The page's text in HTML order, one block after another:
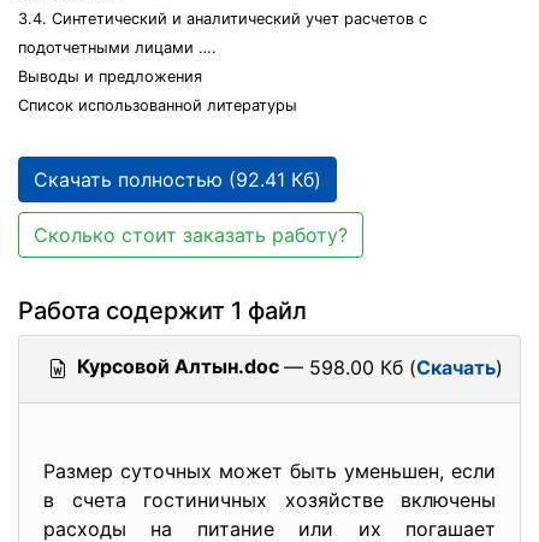
3.4. Синтетический и аналитический учет расчетов с
подотчетными лицами ….
Выводы и предложения
Список использованной литературы
Скачать полностью (92.41 Кб)
Сколько стоит заказать работу?
Работа содержит 1 файл
Курсовой Алтын.doc — 598.00 Кб (Скачать)
Размер суточных может быть уменьшен, если
в счета гостиничных хозяйстве включены
расходы на питание или их погашает